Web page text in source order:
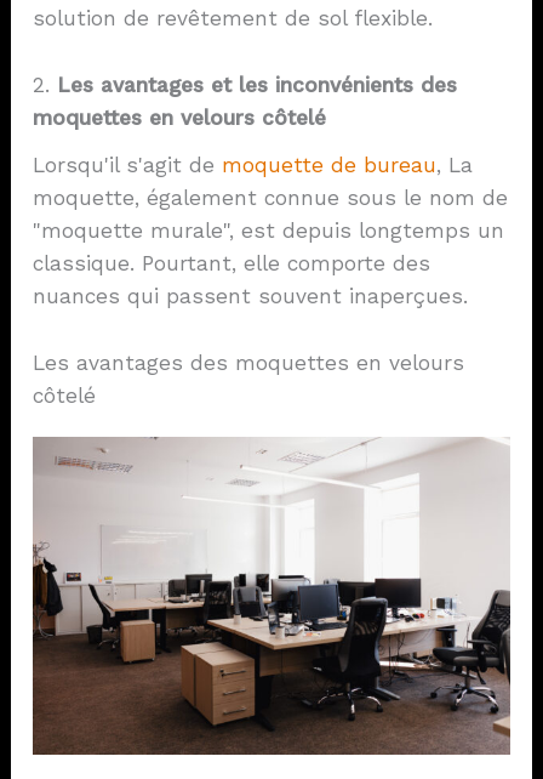
solution de revêtement de sol flexible.
2. Les avantages et les inconvénients des
moquettes en velours côtelé
Lorsqu'il s'agit de moquette de bureau, La
moquette, également connue sous le nom de
"moquette murale", est depuis longtemps un
classique. Pourtant, elle comporte des
nuances qui passent souvent inaperçues.
Les avantages des moquettes en velours
côtelé